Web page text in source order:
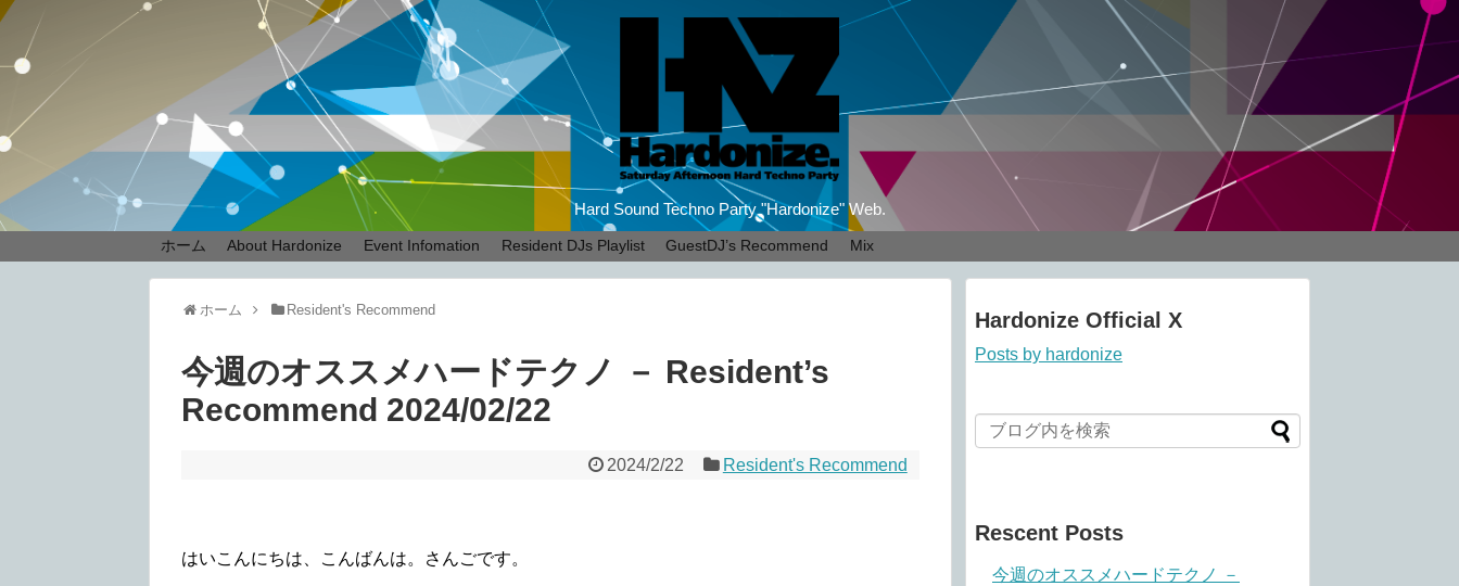
Hard Sound Techno Party "Hardonize" Web.
ホーム About Hardonize Event Infomation Resident DJs Playlist GuestDJ’s Recommend Mix
ホーム Resident's Recommend
今週のオススメハードテクノ － Resident’s
Recommend 2024/02/22
2024/2/22 Resident's Recommend
はいこんにちは、こんばんは。さんごです。
Hardonize Official X
Posts by hardonize
Rescent Posts
今週のオススメハードテクノ －